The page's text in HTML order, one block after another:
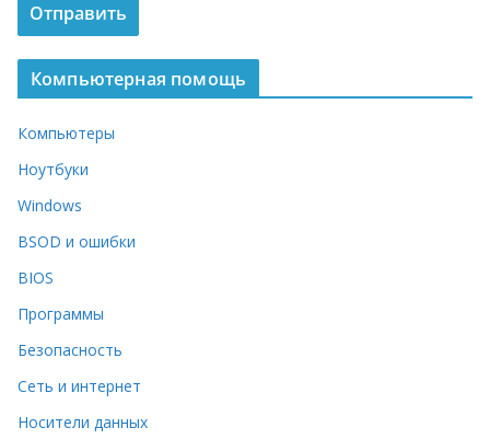
Компьютерная помощь
Компьютеры
Ноутбуки
Windows
BSOD и ошибки
BIOS
Программы
Безопасность
Сеть и интернет
Носители данных